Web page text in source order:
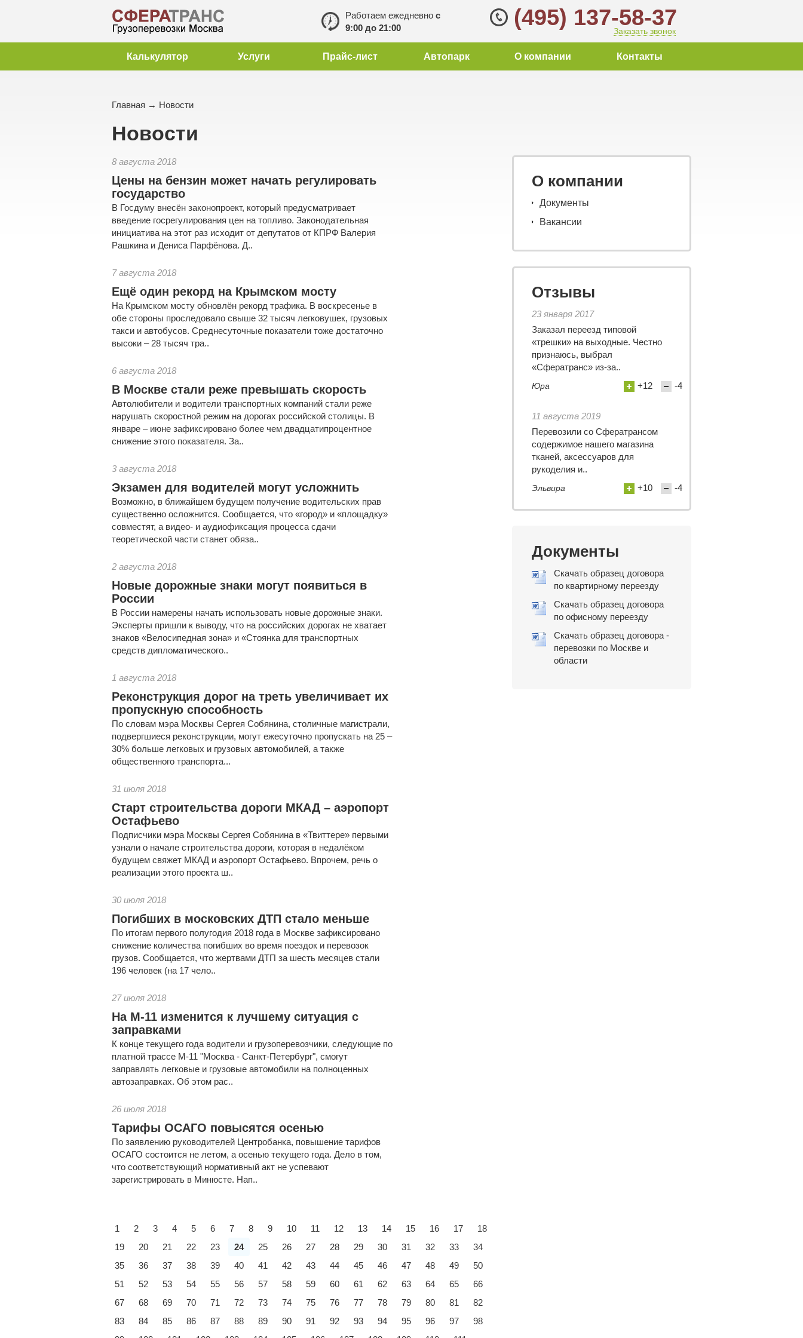
Калькулятор Услуги Прайс-лист Автопарк О компании Контакты
(495) 137-58-37
Заказать звонок
Работаем ежедневно с
9:00 до 21:00
Главная → Новости
Новости
8 августа 2018
Цены на бензин может начать регулировать
государство
В Госдуму внесён законопроект, который предусматривает
введение госрегулирования цен на топливо. Законодательная
инициатива на этот раз исходит от депутатов от КПРФ Валерия
Рашкина и Дениса Парфёнова. Д..
7 августа 2018
Ещё один рекорд на Крымском мосту
На Крымском мосту обновлён рекорд трафика. В воскресенье в
обе стороны проследовало свыше 32 тысяч легковушек, грузовых
такси и автобусов. Среднесуточные показатели тоже достаточно
высоки – 28 тысяч тра..
6 августа 2018
В Москве стали реже превышать скорость
Автолюбители и водители транспортных компаний стали реже
нарушать скоростной режим на дорогах российской столицы. В
январе – июне зафиксировано более чем двадцатипроцентное
снижение этого показателя. За..
3 августа 2018
Экзамен для водителей могут усложнить
Возможно, в ближайшем будущем получение водительских прав
существенно осложнится. Сообщается, что «город» и «площадку»
совместят, а видео- и аудиофиксация процесса сдачи
теоретической части станет обяза..
2 августа 2018
Новые дорожные знаки могут появиться в
России
В России намерены начать использовать новые дорожные знаки.
Эксперты пришли к выводу, что на российских дорогах не хватает
знаков «Велосипедная зона» и «Стоянка для транспортных
средств дипломатического..
1 августа 2018
Реконструкция дорог на треть увеличивает их
пропускную способность
По словам мэра Москвы Сергея Собянина, столичные магистрали,
подвергшиеся реконструкции, могут ежесуточно пропускать на 25 –
30% больше легковых и грузовых автомобилей, а также
общественного транспорта...
31 июля 2018
Старт строительства дороги МКАД – аэропорт
Остафьево
Подписчики мэра Москвы Сергея Собянина в «Твиттере» первыми
узнали о начале строительства дороги, которая в недалёком
будущем свяжет МКАД и аэропорт Остафьево. Впрочем, речь о
реализации этого проекта ш..
30 июля 2018
Погибших в московских ДТП стало меньше
По итогам первого полугодия 2018 года в Москве зафиксировано
снижение количества погибших во время поездок и перевозок
грузов. Сообщается, что жертвами ДТП за шесть месяцев стали
196 человек (на 17 чело..
27 июля 2018
На М-11 изменится к лучшему ситуация с
заправками
К конце текущего года водители и грузоперевозчики, следующие по
платной трассе М-11 "Москва - Санкт-Петербург", смогут
заправлять легковые и грузовые автомобили на полноценных
автозаправках. Об этом рас..
26 июля 2018
Тарифы ОСАГО повысятся осенью
По заявлению руководителей Центробанка, повышение тарифов
ОСАГО состоится не летом, а осенью текущего года. Дело в том,
что соответствующий нормативный акт не успевают
зарегистрировать в Минюсте. Нап..
1 2 3 4 5 6 7 8 9 10 11 12 13 14 15 16 17
18
19
20 21 22 23 24 25 26 27 28 29 30 31 32 33
34
35
36 37 38 39 40 41 42 43 44 45 46 47 48 49
50
51
52 53 54 55 56 57 58 59 60 61 62 63 64 65
66
67
68 69 70 71 72 73 74 75 76 77 78 79 80 81
82
83
84 85 86 87 88 89 90 91 92 93 94 95 96 97
98
О компании
Документы
Вакансии
Отзывы
23 января 2017
Заказал переезд типовой
«трешки» на выходные. Честно
признаюсь, выбрал
«Сфератранс» из-за..
Юра +12 -4
11 августа 2019
Перевозили со Сфератрансом
содержимое нашего магазина
тканей, аксессуаров для
рукоделия и..
Эльвира +10 -4
Документы
Скачать образец договора
по квартирному переезду
Скачать образец договора
по офисному переезду
Скачать образец договора -
перевозки по Москве и
области